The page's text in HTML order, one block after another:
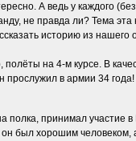
А ведь у каждого
не правда ли? Тема
историю из
полёты на 4-м курсе. В
в армии 34
полка, принимал участие
был хорошим человеком,